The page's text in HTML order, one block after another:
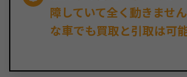
障していて全く動きませ
な車でも買取と引取は可